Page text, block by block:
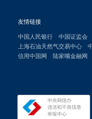
友情链接
中国人民银行 中国证监会
上海石油天然气交易中心
信用中国网
陆家嘴金融网